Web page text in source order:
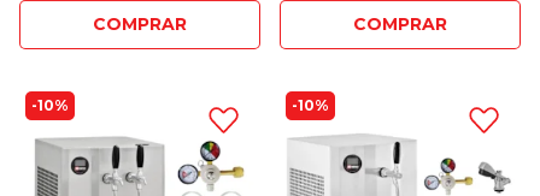
COMPRAR COMPRAR
10% 10%